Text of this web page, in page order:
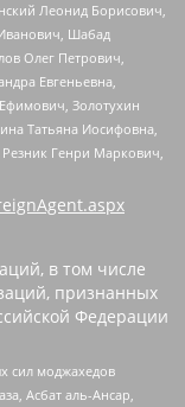
Леонид Борисович,
Шабад
Олег Петрович,
Евгеньевна,
Золотухин
Татьяна Иосифовна,
Генри Маркович,
в том числе
признанных
Федерации
сил моджахедов
Асбат аль-Ансар,